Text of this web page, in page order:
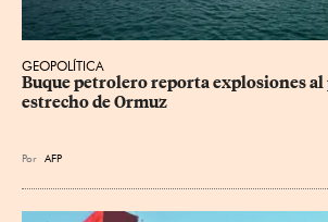
GEOPOLÍTICA
Buque petrolero reporta explosiones al
estrecho de Ormuz
Por AFP